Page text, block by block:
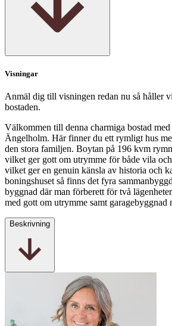
Visningar
Anmäl dig till visningen redan nu så håller
bostaden.
Välkommen till denna charmiga bostad
Ängelholm. Här finner du ett rymligt hus
den stora familjen. Boytan på 196 kvm
vilket ger gott om utrymme för både vila
vilket ger en genuin känsla av historia och
boningshuset så finns det fyra
byggnad där man förberett för två
med gott om utrymme samt garagebyggnad
Beskrivning